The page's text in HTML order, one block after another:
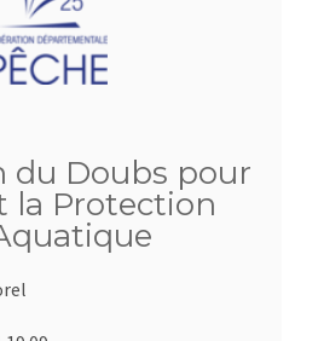
du Doubs pour
la Protection